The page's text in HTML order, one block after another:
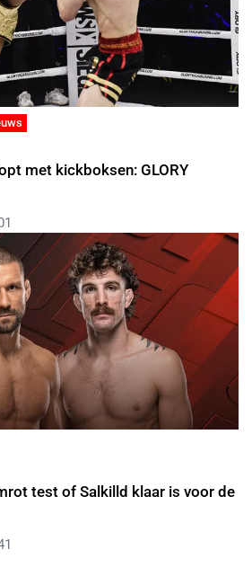
met kickboksen: GLORY
test of Salkilld klaar is voor de